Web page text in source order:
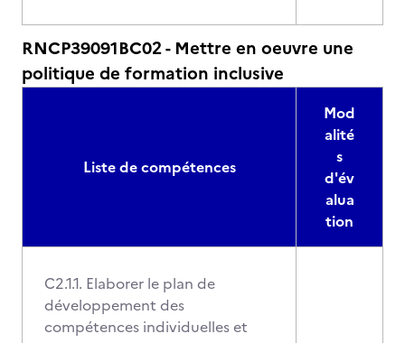
RNCP39091BC02 - Mettre en oeuvre une
politique de formation inclusive
Liste de compétences
Mod
alité
s
d'év
alua
tion
C2.1.1. Elaborer le plan de
développement des
compétences individuelles et